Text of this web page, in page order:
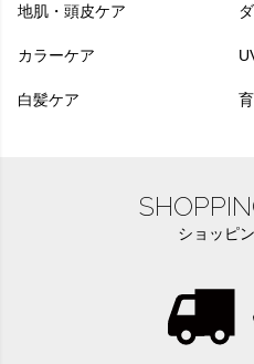
地肌・頭皮ケア
カラーケア
白髪ケア
ショッピ